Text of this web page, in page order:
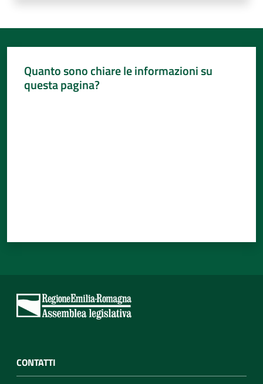
Quanto sono chiare le informazioni su
questa pagina?
CONTATTI